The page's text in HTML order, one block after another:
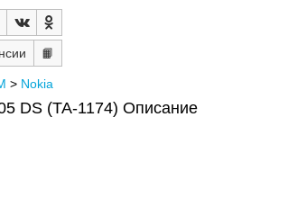
📙
> Nokia
DS (TA-1174) Описание